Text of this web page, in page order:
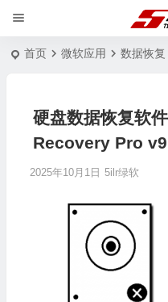
首页 微软应用 数据恢复
硬盘数据恢复软
Recovery Pro
2025年10月1日 5ilr绿软